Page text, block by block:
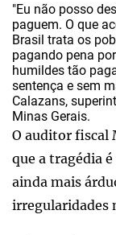
"Eu não posso
paguem. O que
Brasil trata os
pagando pena
humildes tão
sentença e sem
Calazans,
Minas Gerais.
O auditor fiscal
que a tragédia
ainda mais
irregularidades